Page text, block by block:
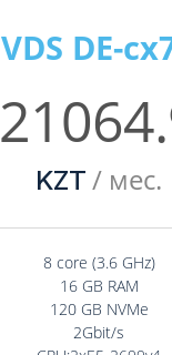
VDS DE-
KZT / мес.
8 core (3.6 GHz)
16 GB RAM
120 GB NVMe
2Gbit/s